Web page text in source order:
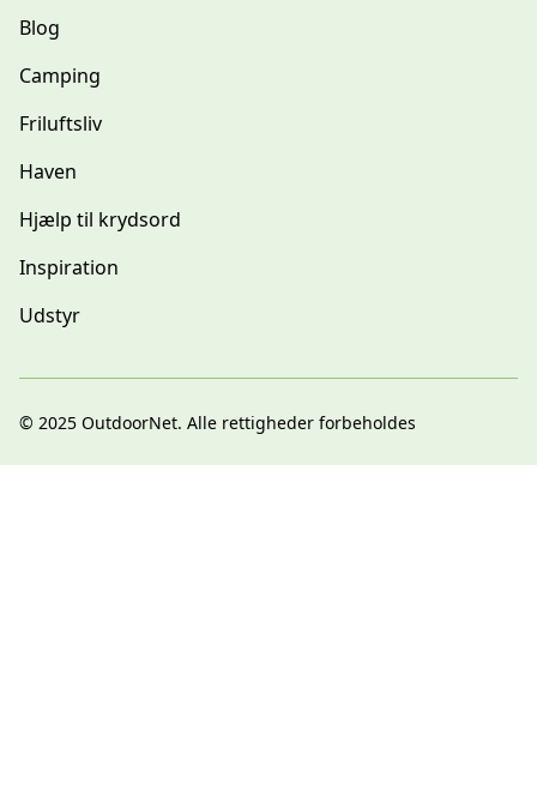
Blog
Camping
Friluftsliv
Haven
Hjælp til krydsord
Inspiration
Udstyr
© 2025 OutdoorNet. Alle rettigheder forbeholdes